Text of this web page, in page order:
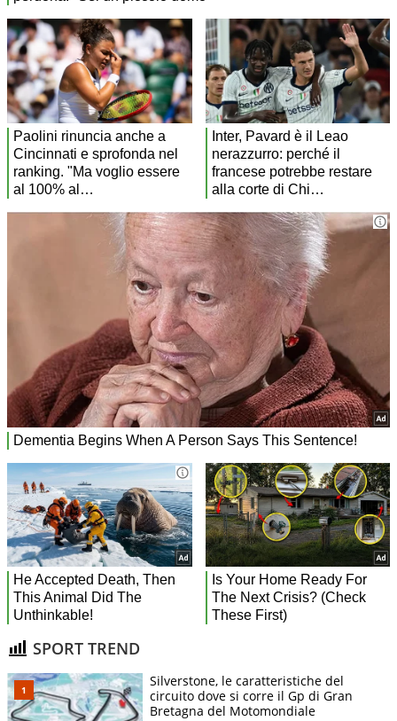
SPORT TREND
Silverstone, le caratteristiche del
circuito dove si corre il Gp di Gran
Bretagna del Motomondiale